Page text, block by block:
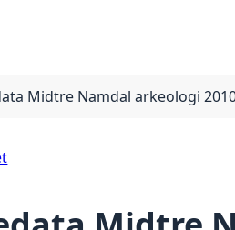
Midtre Namdal arkeologi